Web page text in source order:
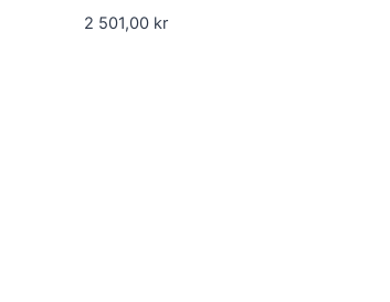
2 501,00 kr